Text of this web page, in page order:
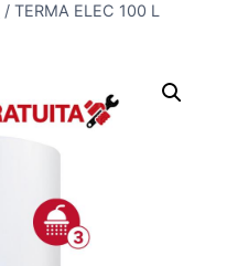
/ TERMA ELEC 100 L